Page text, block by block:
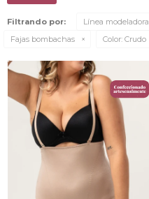
Filtrando por: Línea modeladora
Fajas bombachas
Color: Crudo